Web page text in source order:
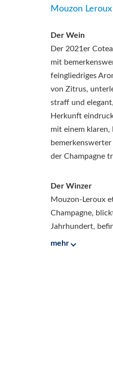
Mouzon
Der Wein
Der 2021er
mit
feingliedriges
von Zitrus,
straff und
Herkunft
mit einem klaren,
der Champagne
Der Winzer
Mouzon-Leroux
Champagne,
Jahrhundert,
mehr